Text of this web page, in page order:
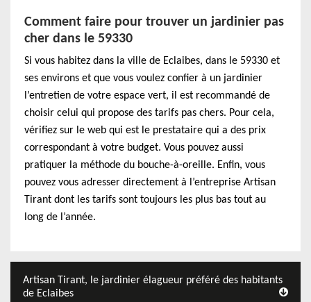
Comment faire pour trouver un jardinier pas
cher dans le 59330
Si vous habitez dans la ville de Eclaibes, dans le 59330 et
ses environs et que vous voulez confier à un jardinier
l’entretien de votre espace vert, il est recommandé de
choisir celui qui propose des tarifs pas chers. Pour cela,
vérifiez sur le web qui est le prestataire qui a des prix
correspondant à votre budget. Vous pouvez aussi
pratiquer la méthode du bouche-à-oreille. Enfin, vous
pouvez vous adresser directement à l’entreprise Artisan
Tirant dont les tarifs sont toujours les plus bas tout au
long de l’année.
Artisan Tirant, le jardinier élagueur préféré des habitants
de Eclaibes